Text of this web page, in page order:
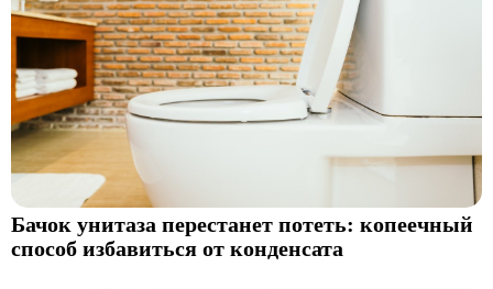
Бачок унитаза перестанет потеть: копеечный
способ избавиться от конденсата